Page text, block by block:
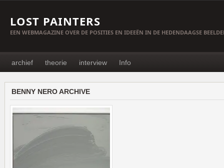
LOST PAINTERS
EEN WEBMAGAZINE OVER DE POSITIES EN IDEEËN IN DE HEDENDAAGSE
archief theorie interview Info
BENNY NERO ARCHIVE